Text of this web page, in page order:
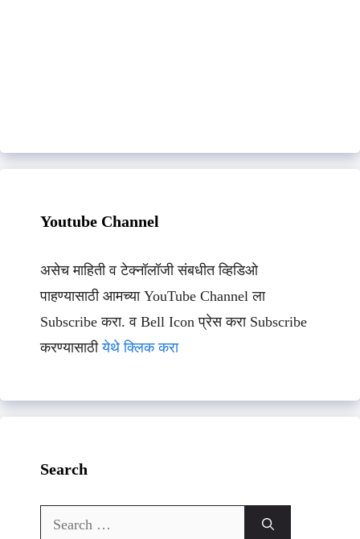
Youtube Channel
असेच माहिती व टेक्नॉलॉजी संबधीत व्हिडिओ
पाहण्यासाठी आमच्या YouTube Channel ला
Subscribe करा. व Bell Icon प्रेस करा Subscribe
करण्यासाठीयेथे क्लिक करा
Search
Search